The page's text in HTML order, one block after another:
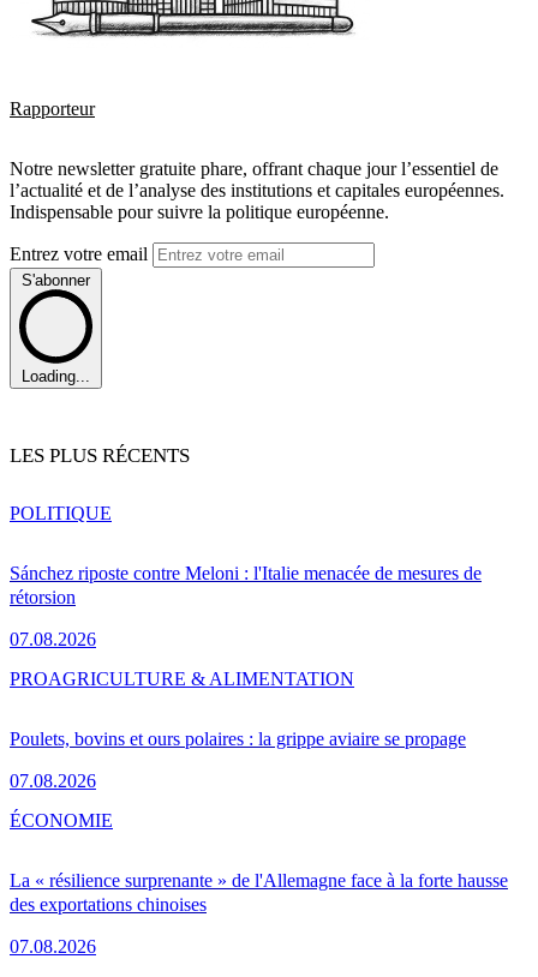
Rapporteur
Notre newsletter gratuite phare, offrant chaque jour l’essentiel de
l’actualité et de l’analyse des institutions et capitales européennes.
Indispensable pour suivre la politique européenne.
Entrez votre email
S'abonner
Loading...
LES PLUS RÉCENTS
Sánchez riposte contre Meloni : l'Italie menacée de mesures de
rétorsion
07.08.2026
POLITIQUE
Poulets, bovins et ours polaires : la grippe aviaire se propage
07.08.2026
PROAGRICULTURE & ALIMENTATION
La « résilience surprenante » de l'Allemagne face à la forte hausse
des exportations chinoises
07.08.2026
ÉCONOMIE